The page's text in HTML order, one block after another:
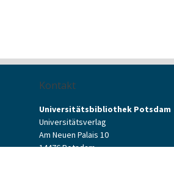
Kontakt
Universitätsbibliothek Potsdam
Universitätsverlag
Am Neuen Palais 10
14476 Potsdam